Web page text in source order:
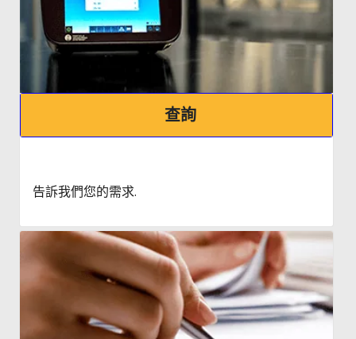
查詢
告訴我們您的需求.